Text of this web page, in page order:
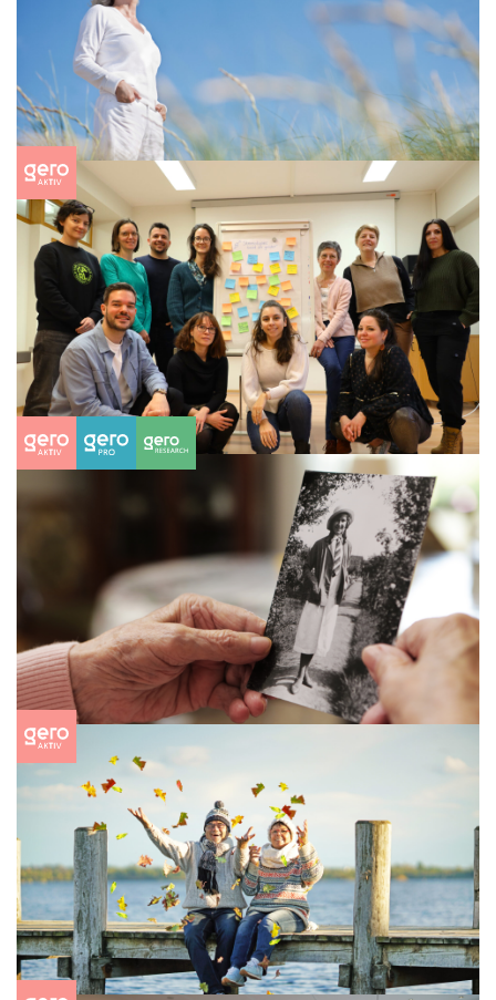
Le ministre de la Famille explore des
mondes d'expérience virtuels
Lire la suite
29/03/2024
Articles
Restez en bonne santé ...
Lire la suite
08/03/2024
Journée Internationale des femmes
Lire la suite
Généalogie - sur les traces de la famille
Lire la suite